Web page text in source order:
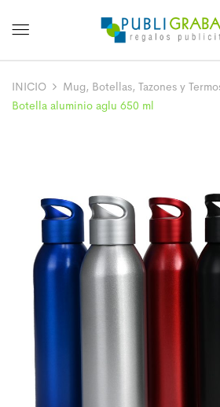
INICIO Mug, Botellas, Tazones y
Botella aluminio aglu 650 ml